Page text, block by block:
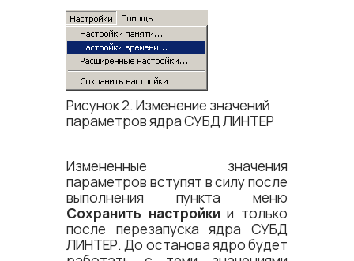
Рисунок 2. Изменение значений
параметров ядра СУБД ЛИНТЕР
Измененные значения
параметров вступят в силу после
выполнения пункта меню
Сохранить настройкии только
после перезапуска ядра СУБД
ЛИНТЕР. До останова ядро будет